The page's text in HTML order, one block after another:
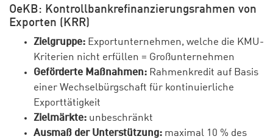
OeKB: Kontrollbankrefinanzierungsrahmen von
Exporten (KRR)
Zielgruppe: Exportunternehmen, welche die KMU-
Kriterien nicht erfüllen = Großunternehmen
Geförderte Maßnahmen: Rahmenkredit auf Basis
einer Wechselbürgschaft für kontinuierliche
Exporttätigkeit
Zielmärkte: unbeschränkt
Ausmaß der Unterstützung: maximal 10 % des